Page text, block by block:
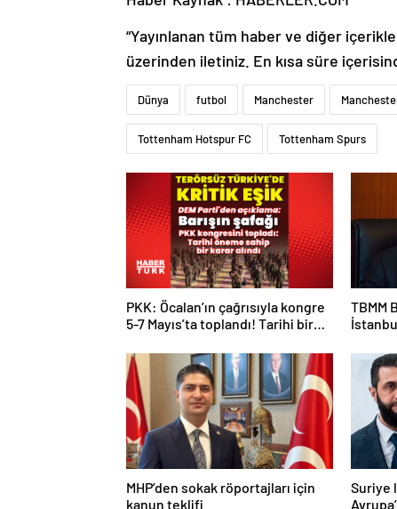
“Yayınlanan tüm haber ve diğer
üzerinden iletiniz. En kısa süre
Dünya futbol Manchester
Tottenham Hotspur FC Tottenham Spurs
PKK: Öcalan’ın çağrısıyla kongre
5-7 Mayıs’ta toplandı! Tarihi bir
TBMM
MHP’den sokak röportajları için
kanun teklifi
Suriye